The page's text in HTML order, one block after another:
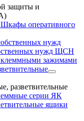
защиты и
оперативного
нужд
нужд ЩСН
зажимами
разветвительные
серии ЯК
ящики